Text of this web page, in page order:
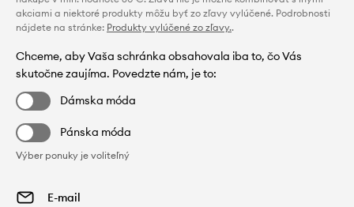
akciami a niektoré produkty môžu byť zo zľavy vylúčené. Podrobnosti
nájdete na stránke: Produkty vylúčené zo zľavy..
Chceme, aby Vaša schránka obsahovala iba to, čo Vás
skutočne zaujíma. Povedzte nám, je to:
Dámska móda
Pánska móda
Výber ponuky je voliteľný